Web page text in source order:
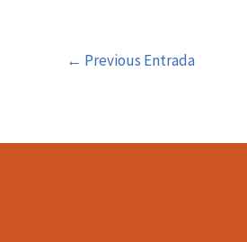
← Previous Entrada